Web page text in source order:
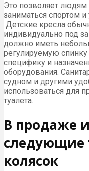
Это позволяет
заниматься спортом и
Детские кресла
индивидуально под
должно иметь
регулируемую спинку
специфику и
оборудования.
судном и другими
использоваться для
туалета.
В продаже
следующие
колясок